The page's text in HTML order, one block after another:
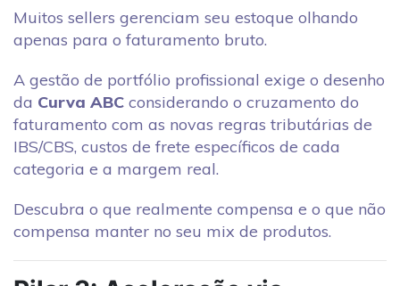
Muitos sellers gerenciam seu estoque olhando
apenas para o faturamento bruto.
A gestão de portfólio profissional exige o desenho
da Curva ABC considerando o cruzamento do
faturamento com as novas regras tributárias de
IBS/CBS, custos de frete específicos de cada
categoria e a margem real.
Descubra o que realmente compensa e o que não
compensa manter no seu mix de produtos.